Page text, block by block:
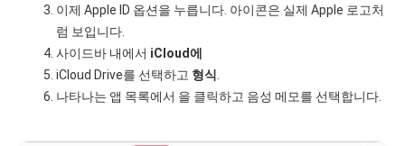
이제 Apple ID 옵션을 누릅니다. 아이콘은 실제 Apple 로고처
럼 보입니다.
사이드바 내에서 iCloud에
iCloud Drive를 선택하고 형식
나타나는 앱 목록에서 을 클릭하고 음성 메모를 선택합니다.